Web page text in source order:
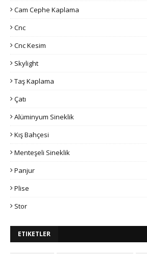
Cam Cephe Kaplama
Cnc
Cnc Kesim
Skylight
Taş Kaplama
Çatı
Alüminyum Sineklik
Kış Bahçesi
Menteşeli Sineklik
Panjur
Plise
Stor
ETIKETLER